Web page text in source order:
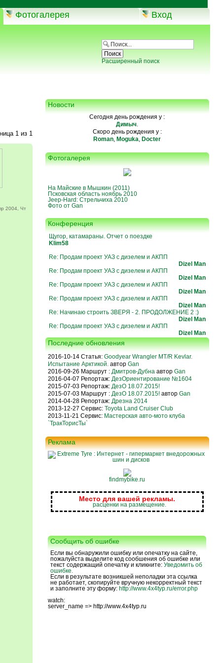
Фотогалерея Вход
Расширенный поиск
1из 1
2004, Чт
Новости
Сегодня день рождения у :
Димыч.
Скоро день рождения у :
Roman, Moguka, Docter
Фотогалерея
На Майские в Мышкин (2011)
Псковская область ноябрь 2010
Jeep-Hard: Стрельчиха 2010
Фото от Gan
Конференция
Щугор, катамараны. Отчет о поездке
Klim58
Re: Продам проект УАЗ с дизелем и АКПП
Dizel Man
Re: Продам проект УАЗ с дизелем и АКПП
Dizel Man
Re: Продам проект УАЗ с дизелем и АКПП
Dizel Man
Re: Продам проект УАЗ с дизелем и АКПП
Dizel Man
Re: Начинаю строить ЗВЕРЯ - 2. ПРОДОЛЖЕНИЕ 2 :)
Dizel Man
Re: Продам проект УАЗ с дизелем и АКПП
Dizel Man
Последние обновления
2016-10-14 Статья: Goodyear Wrangler MT/R Kevlar.
Испытание Арктикой.автор Gan
2016-09-26 Маршрут : Дмитров-Дубнаавтор Gan
2016-04-07 Репортаж: ДезОриентирование №1604
2015-07-03 Репортаж: ДезО 18.07.2015!
2015-07-03 Маршрут : ДезО 18.07.2015! автор Gan
2014-04-28 Репортаж: Дрезна 2014
2013-12-27 Сервис: Toyota Land Cruiser Club
2013-11-21 Сервис: Мастерская авто-мото клуба
`ТракТорисТы`
Реклама
findmybike.ru
Место для вашей рекламы.
расценки на размещение.
Сообщить об ошибке
Если вы обнаружили ошибку или опечатку на сайте,
пожалуйста выделите код сообшения об ошибке или
текст содержащий опечатку и кликните: Уведомить об
ошибке.
Если в результате возникшей неполадки эта ссылка
не работает, скопируйте вручную некорректный текст
и заполните эту форму: http://www.4x4typ.ru/error.php
watch:
server_name => http://www.4x4typ.ru